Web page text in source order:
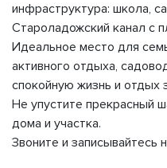
инфраструктура: школа,
Староладожский канал с
Идеальное место для
активного отдыха,
спокойную жизнь и отдых
Не упустите прекрасный
дома и участка.
Звоните и записывайтесь